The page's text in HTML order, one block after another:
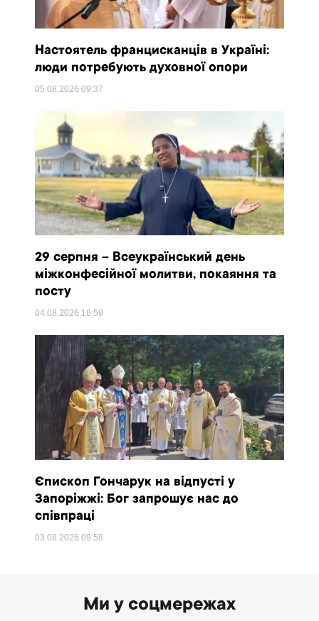
Настоятель францисканців в Україні:
люди потребують духовної опори
05.08.202609:37
29 серпня – Всеукраїнський день
міжконфесійної молитви, покаяння та
посту
04.08.2026 16:59
Єпископ Гончарук на відпусті у
Запоріжжі: Бог запрошує нас до
співпраці
03.08.202609:58
Ми у соцмережах